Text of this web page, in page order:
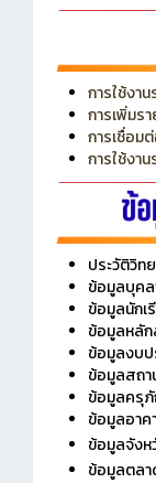
การใช้งา
การเพิ่มร
การเชื่อม
การใช้งา
ประวัติวิท
ข้อมูลบุคล
ข้อมูลนักเ
ข้อมูลหลัก
ข้อมูลงบ
ข้อมูลสถา
ข้อมูลครุ
ข้อมูลอาค
ข้อมูลจัง
ข้อมูลตล